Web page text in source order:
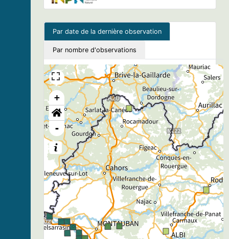
Par date de la dernière observation
Par nombre d'observations
+
-